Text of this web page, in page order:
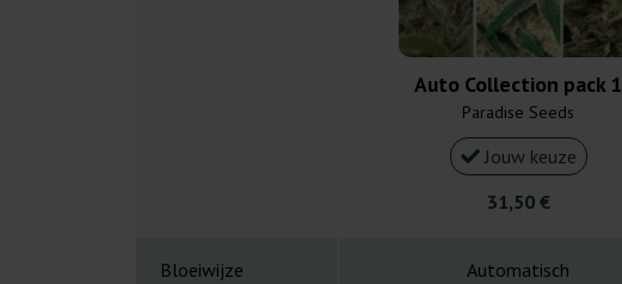
Auto Collection pack 1
Paradise Seeds
Jouw keuze
31,50 €
Bloeiwijze Automatisch